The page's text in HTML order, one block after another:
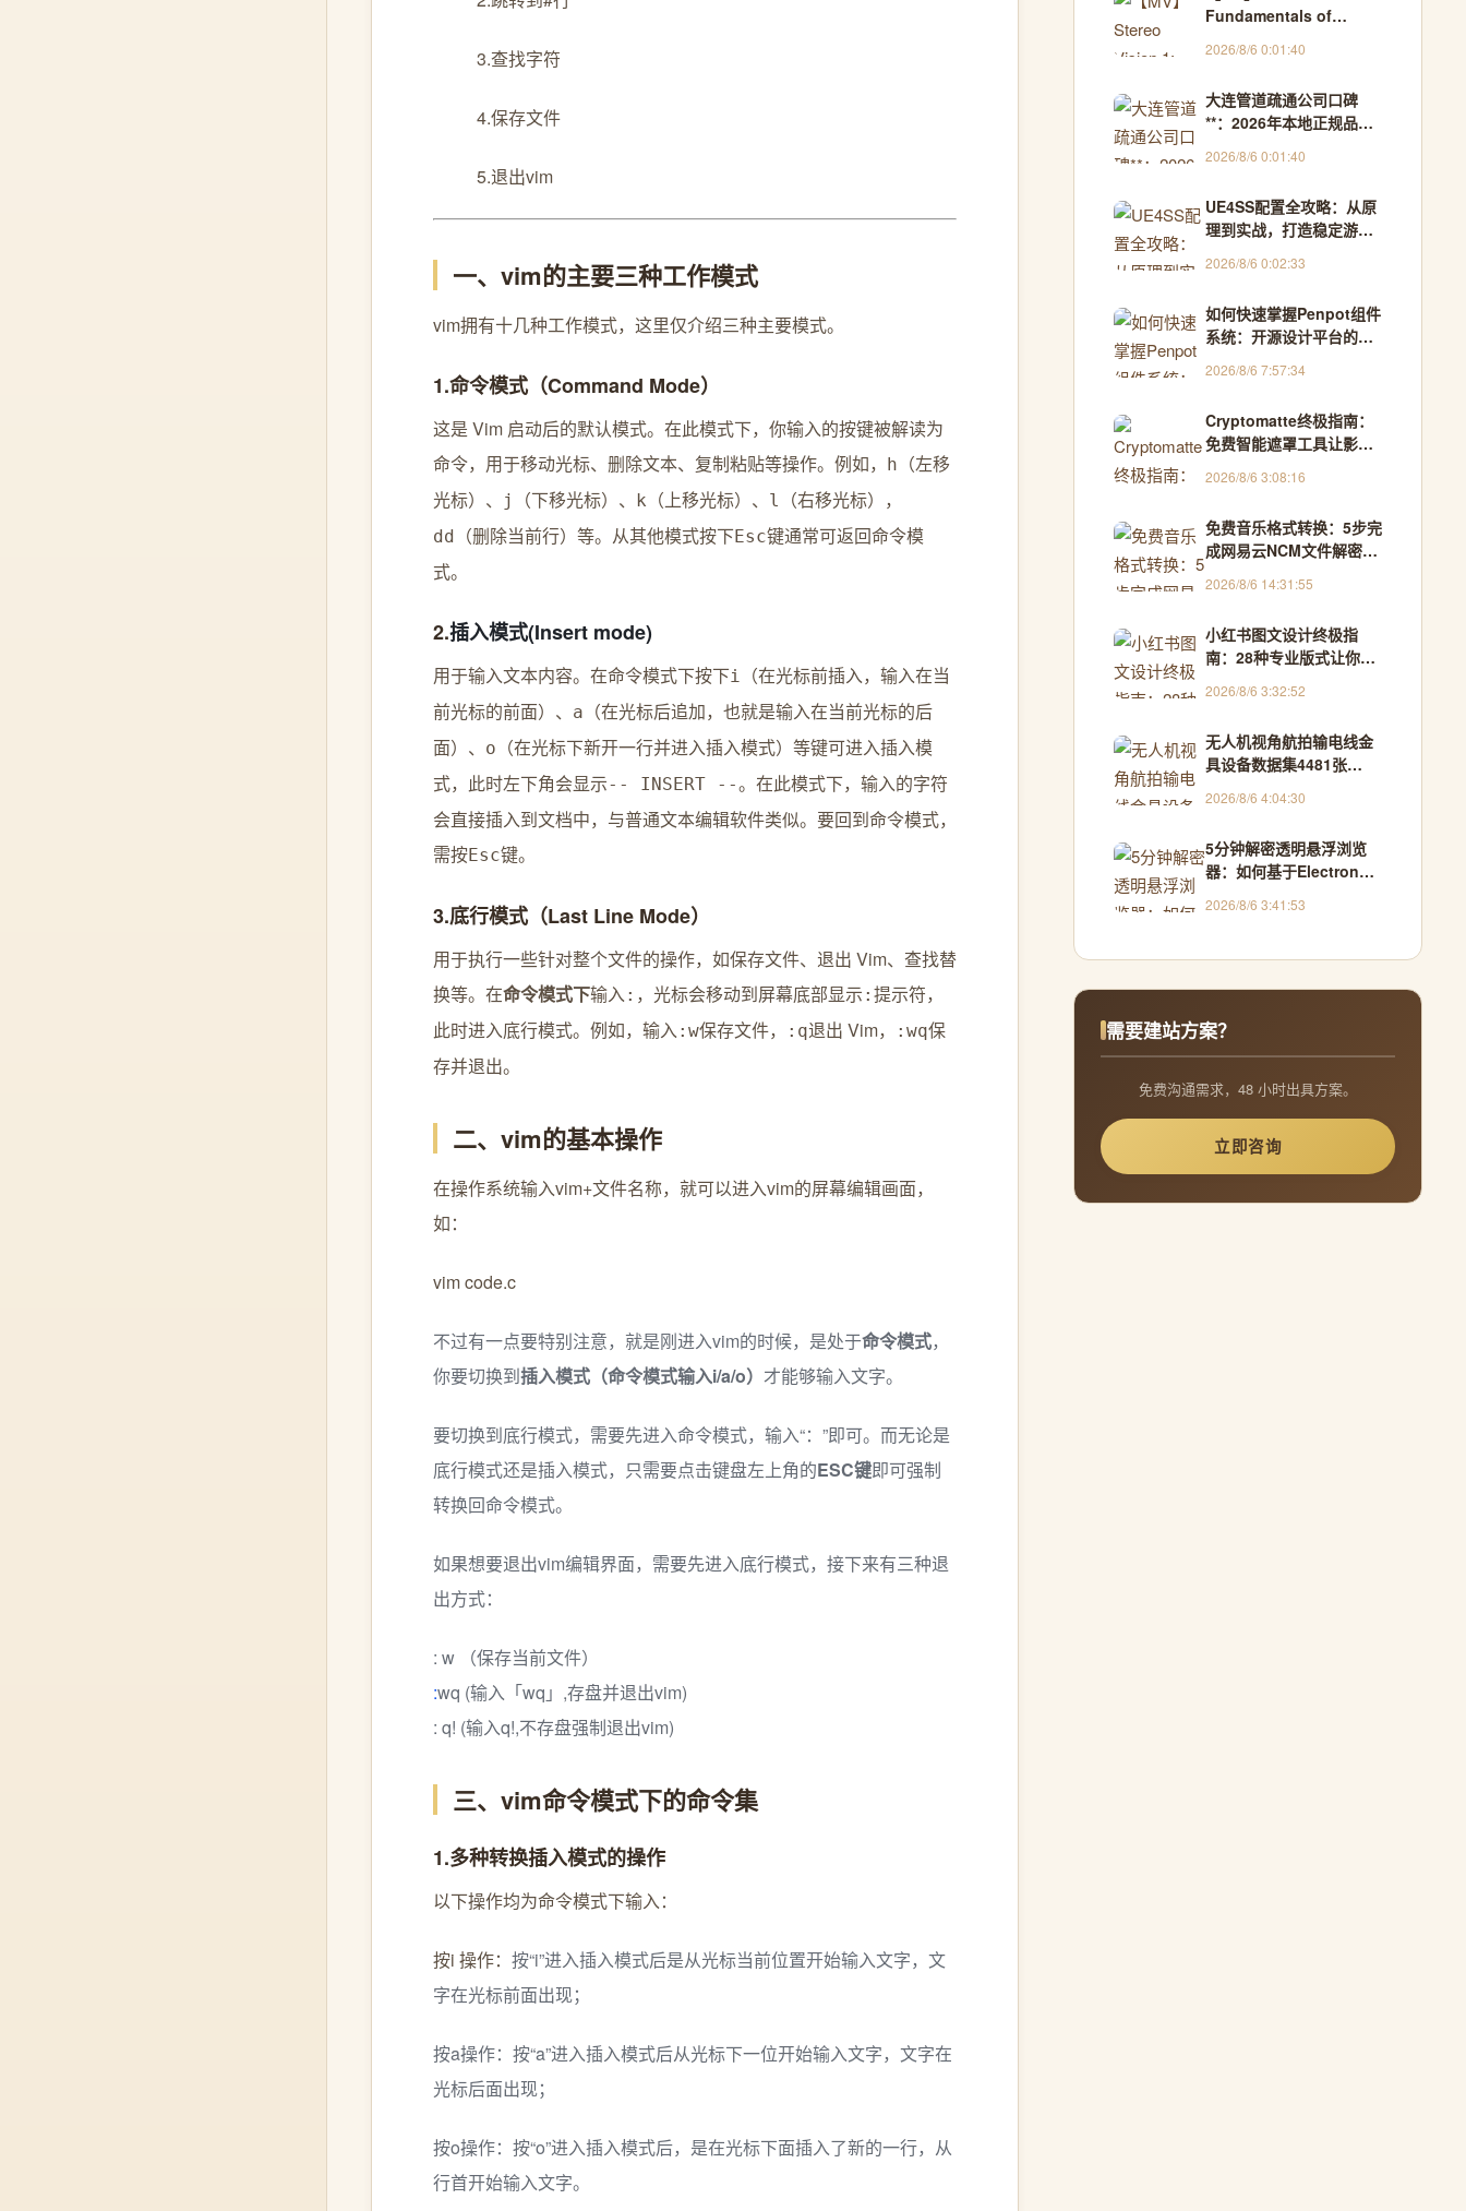
3.查找字符
4.保存文件
5.退出vim
一、vim的主要三种工作模式
vim拥有十几种工作模式，这里仅介绍三种主要模式。
1.命令模式（Command Mode）
这是 Vim 启动后的默认模式。在此模式下，你输入的按键被解读为
命令，用于移动光标、删除文本、复制粘贴等操作。例如， h
（左移
光标）、
j （下移光标）、 k （上移光标）、 l （右移光标），
dd （删除当前行）等。从其他模式按下Esc键通常可返回命令模
式。
2.插⼊模式(Insert mode)
用于输入文本内容。在命令模式下按下i
（在光标前插入，输入在当
前光标的前面）、
a
（在光标后追加，也就是输入在当前光标的后
面）、
o
（在光标下新开一行并进入插入模式）等键可进入插入模
式，此时左下角会显示-- INSERT --。在此模式下，输入的字符
会直接插入到文档中，与普通文本编辑软件类似。要回到命令模式，
需按Esc键。
3.底行模式（Last Line Mode）
用于执行一些针对整个文件的操作，如保存文件、退出 Vim、查找替
换等。在命令模式下输入 : ，光标会移动到屏幕底部显示 : 提示符，
此时进入底行模式。例如，输入 :w保存文件， :q退出 Vim， :wq保
存并退出。
二、vim的基本操作
在操作系统输入vim+文件名称，就可以进入vim的屏幕编辑画面，
如：
vim code.c
不过有⼀点要特别注意，就是刚进⼊vim的时候，是处于命令模式，
你要切换到插⼊模式（命令模式输入i/a/o） 才能够输⼊⽂字。
要切换到底行模式，需要先进入命令模式，输入“：”即可。而无论是
底行模式还是插入模式，只需要点击键盘左上角的ESC键即可强制
转换回命令模式。
如果想要退出vim编辑界面，需要先进入底行模式，接下来有三种退
出方式：
: w （保存当前⽂件）
:wq (输⼊「wq」,存盘并退出vim)
: q! (输⼊q!,不存盘强制退出vim)
三、vim命令模式下的命令集
1.多种转换插入模式的操作
以下操作均为命令模式下输入：
按i 操作： 按“i”进⼊插⼊模式后是从光标当前位置开始输⼊文字，文
字在光标前面出现；
按a操作：按“a”进入插入模式后从光标下一位开始输入文字，文字在
光标后面出现；
按o操作：按“o”进入插入模式后，是在光标下面插入了新的一行，从
行首开始输入文字。
Fundamentals of
2026/8/6 0:01:40
大连管道疏通公司口碑
**：2026年本地正规品牌
号
2026/8/6 0:01:40
UE4SS配置全攻略：从原
理到实战，打造稳定游戏
2026/8/6 0:02:33
如何快速掌握Penpot组件
系统：开源设计平台的终
2026/8/6 7:57:34
Cryptomatte终极指南：
免费智能遮罩工具让影视
2026/8/6 3:08:16
免费音乐格式转换：5步完
成网易云NCM文件解密，
方案
2026/8/6 14:31:55
小红书图文设计终极指
南：28种专业版式让你的
2026/8/6 3:32:52
无人机视角航拍输电线金
具设备数据集4481张
2026/8/6 4:04:30
5分钟解密透明悬浮浏览
器：如何基于Electron构
2026/8/6 3:41:53
需要建站方案？
免费沟通需求，48 小时出具方案。
立即咨询